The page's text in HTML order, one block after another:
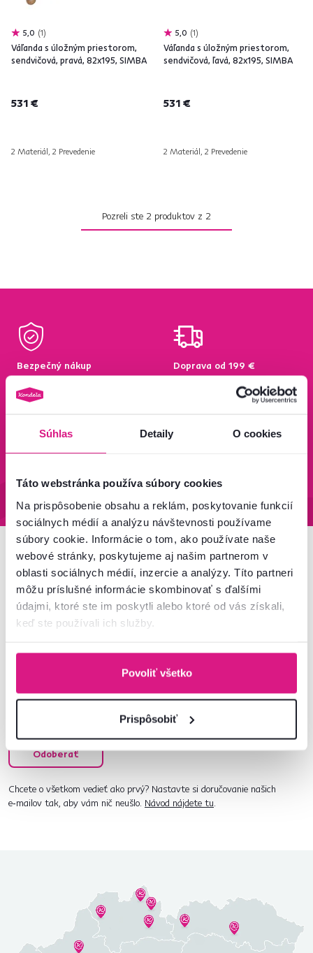
Súhlas Detaily O cookies
Táto webstránka používa súbory cookies
Na prispôsobenie obsahu a reklám, poskytovanie funkcií
sociálnych médií a analýzu návštevnosti používame
súbory cookie. Informácie o tom, ako používate naše
webové stránky, poskytujeme aj našim partnerom v
oblasti sociálnych médií, inzercie a analýzy. Títo partneri
môžu príslušné informácie skombinovať s ďalšími
údajmi, ktoré ste im poskytli alebo ktoré od vás získali,
keď ste používali ich služby.
Povoliť všetko
Prispôsobiť
5,0 1
Váľanda s úložným priestorom,
sendvičová, pravá, 82x195, SIMBA
531 €
2 Materiál, 2 Prevedenie
5,0 1
Váľanda s úložným priestorom,
sendvičová, ľavá, 82x195, SIMBA
531 €
2 Materiál, 2 Prevedenie
Pozreli ste 2 produktov z 2
Bezpečný nákup
Zistiť viac
Doprava od 199 €
zadarmo
Zistiť viac
Zistiť viac
Newsletter
Prihláste sa na odber a získajte uvítaciu zľavu
Navyše vám budeme posielať inšpirácie a výhodné
Súhlasím s posielaním pravidelného newslettra
Odoberať
Chcete o všetkom vedieť ako prvý? Nastavte si doručovanie našich
e‑mailov tak, aby vám nič neušlo. Návod nájdete tu.